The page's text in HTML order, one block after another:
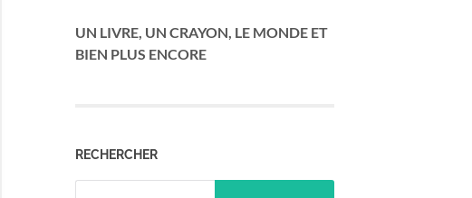
UN LIVRE, UN CRAYON, LE MONDE ET
BIEN PLUS ENCORE
RECHERCHER